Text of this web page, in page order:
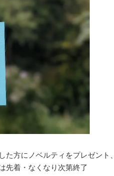
方にノベルティをプレゼント、
先着・なくなり次第終了